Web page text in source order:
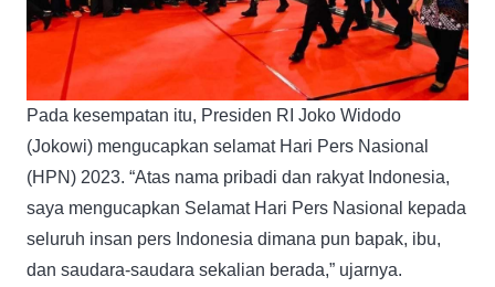
Pada kesempatan itu, Presiden RI Joko Widodo
(Jokowi) mengucapkan selamat Hari Pers Nasional
(HPN) 2023. “Atas nama pribadi dan rakyat Indonesia,
saya mengucapkan Selamat Hari Pers Nasional kepada
seluruh insan pers Indonesia dimana pun bapak, ibu,
dan saudara-saudara sekalian berada,” ujarnya.